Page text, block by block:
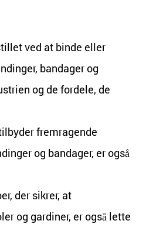
ved at binde eller
bandager og
og de fordele, de
fremragende
og bandager, er også
der sikrer, at
og gardiner, er også lette